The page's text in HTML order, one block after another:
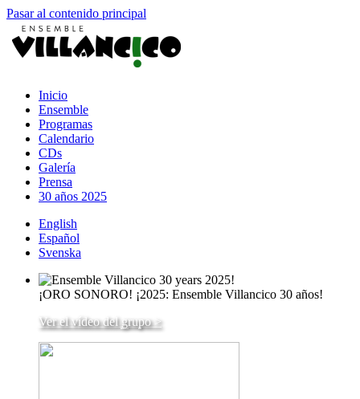
Pasar al contenido principal
Inicio
Ensemble
Programas
Calendario
CDs
Galería
Prensa
30 años 2025
English
Español
Svenska
¡ORO SONORO! ¡2025: Ensemble Villancico 30 años!
Ver el vídeo del grupo >